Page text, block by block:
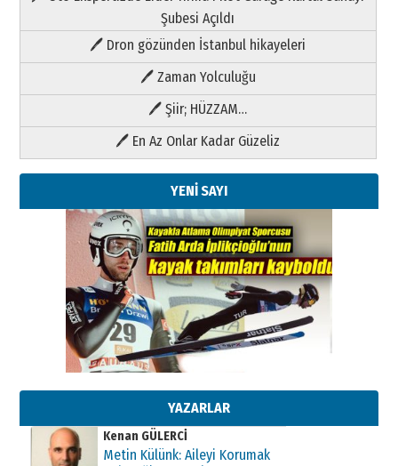
Şubesi Açıldı
🖊 Dron gözünden İstanbul hikayeleri
🖊 Zaman Yolculuğu
🖊 Şiir; HÜZZAM…
🖊 En Az Onlar Kadar Güzeliz
YENİ SAYI
YAZARLAR
Kenan GÜLERCİ
Metin Külünk: Aileyi Korumak
Geleceği Korumaktır
11 Mayıs 2026 Pazartesi
Kenan GÜLERCİ
Metin Külünk: Aileyi Korumak